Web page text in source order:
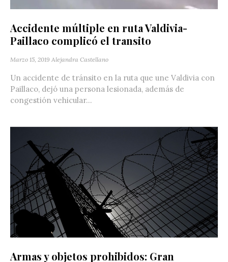
Accidente múltiple en ruta Valdivia-
Paillaco complicó el transito
Marzo 15, 2019 Alejandra Castellano
Un accidente de tránsito en la ruta que une Valdivia con
Paillaco, dejó una persona lesionada, además de
congestión vehicular...
Armas y objetos prohibidos: Gran